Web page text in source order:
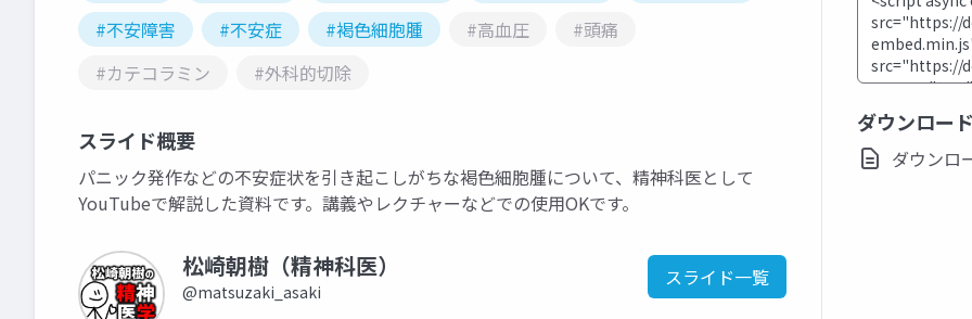
#不安障害
#不安症 #褐色細胞腫 #高血圧
#頭痛
#カテコラミン
#外科的切除
スライド概要
パニック発作などの不安症状を引き起こしがちな褐色細胞腫について、精神科医として
YouTubeで解説した資料です。講義やレクチャーなどでの使用OKです。
松崎朝樹（精神科医）
@matsuzaki_asaki
スライド一覧
ダウンロー
ダウンロ